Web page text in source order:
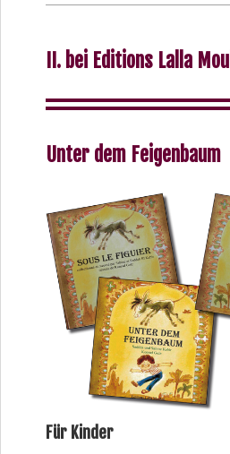
II. bei Editions Lalla
Unter dem Feigenbaum
Für Kinder